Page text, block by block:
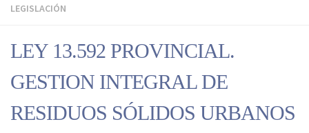
LEGISLACIÓN
LEY 13.592 PROVINCIAL.
GESTION INTEGRAL DE
RESIDUOS SÓLIDOS URBANOS